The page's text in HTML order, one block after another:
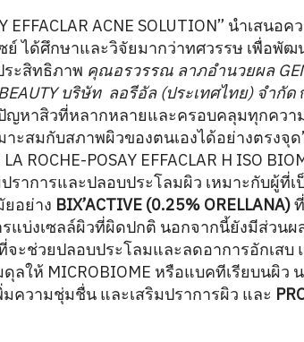
EFFACLAR ACNE SOLUTION” นำเสนอ
ซย์ ได้ศึกษาและวิจัยมากว่าทศวรรษ เพื่อ
ะสิทธิภาพ คุณอรวรรณ ลาภอำนวยผล
BEAUTY บริษัท ลอรีอัล (ประเทศไทย) จำกัด
าสิวที่หลากหลายและครอบคลุมทุกควา
ะสมกับสภาพผิวของตนเองได้อย่างตรงจุ
POSAY EFFACLAR H ISO
ราการและปลอบประโลมผิว เหมาะกับผู้ที่
อย่าง BIX’ACTIVE (0.25% ORELLANA)
แบ่งเซลล์ผิวที่ผิดปกติ นอกจากนี้ยังมีส่วนผ
จะช่วยปลอบประโลมและลดอาการอักเสบ
ลให้ MICROBIOME หรือแบคทีเรียบนผิว
มความชุ่มชื่น และเสริมปราการผิว และ